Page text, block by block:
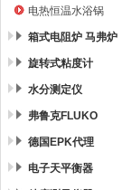
电热恒温水浴锅
箱式电阻炉 马弗炉
旋转式粘度计
水分测定仪
弗鲁克FLUKO
德国EPK代理
电子天平衡器